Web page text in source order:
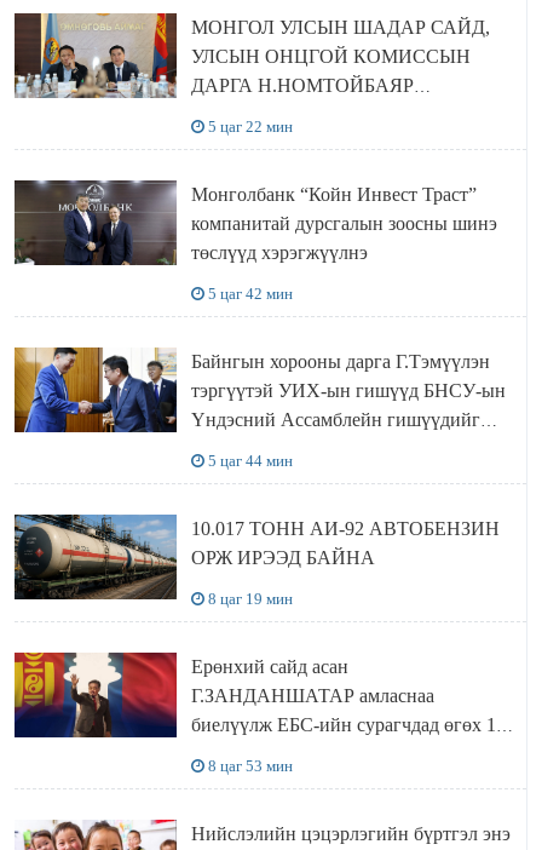
МОНГОЛ УЛСЫН ШАДАР САЙД,
УЛСЫН ОНЦГОЙ КОМИССЫН
ДАРГА Н.НОМТОЙБАЯР
5 цаг 22 мин
Монголбанк “Койн Инвест Траст”
компанитай дурсгалын зоосны шинэ
төслүүд хэрэгжүүлнэ
5 цаг 42 мин
Байнгын хорооны дарга Г.Тэмүүлэн
тэргүүтэй УИХ-ын гишүүд БНСУ-ын
Үндэсний Ассамблейн гишүүдийг
5 цаг 44 мин
10.017 ТОНН АИ-92 АВТОБЕНЗИН
ОРЖ ИРЭЭД БАЙНА
8 цаг 19 мин
Ерөнхий сайд асан
Г.ЗАНДАНШАТАР амласнаа
биелүүлж ЕБС-ийн сурагчдад өгөх 10.
8 цаг 53 мин
Нийслэлийн цэцэрлэгийн бүртгэл энэ